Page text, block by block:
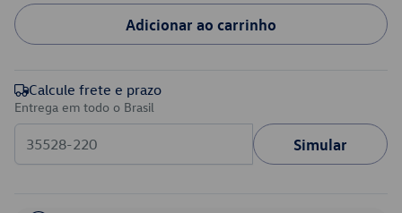
Adicionar ao carrinho
Calcule frete e prazo
Entrega em todo o Brasil
Simular